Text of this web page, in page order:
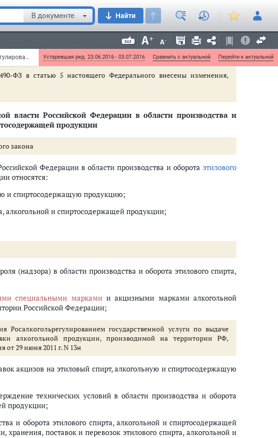
В документе Найти
Федеральный закон от 22 ноября 1995 г. N 171-ФЗ "О государственном регулировании производства и оборота этилового спирта, алкогольной и спиртосодержащей продукции и об ограничении потребления (распития) алкогольной продукции" Устаревшая ред. 23.06.2016 - 03.07.2016 Сравнить с актуальной Перейти к актуальной
закона
оборот этилового спирта, алкогольной и спиртосодержащей
вводиться федеральным законом.
ФЗ в статью 5 настоящего Федерального внесены изменения,
власти Российской Федерации в области производства и
продукции
закона
Федерации в области производства и оборота этилового
относятся:
и спиртосодержащую продукцию;
алкогольной и спиртосодержащей продукции;
(надзора) в области производства и оборота этилового спирта,
специальными маркамии акцизными марками алкогольной
Российской Федерации;
Росалкогольрегулированием государственной услуги по выдаче
алкогольной продукции, производимой на территории РФ,
от 29 июня 2011 г. N 13н
акцизов на этиловый спирт, алкогольную и спиртосодержащую
технических условий в области производства и оборота
продукции;
и оборота этилового спирта, алкогольной и спиртосодержащей
хранения, поставок и перевозок этилового спирта, алкогольной и